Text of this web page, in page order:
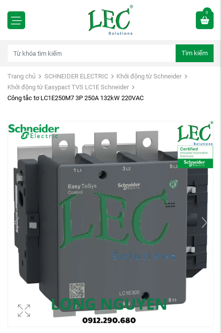
0
Tìm kiếm
Trang chủ SCHNEIDER ELECTRIC
Khởi động từ Schneider
Khởi động từ Easypact TVS LC1E Schneider
Công tắc tơ LC1E250M7 3P 250A 132kW 220VAC